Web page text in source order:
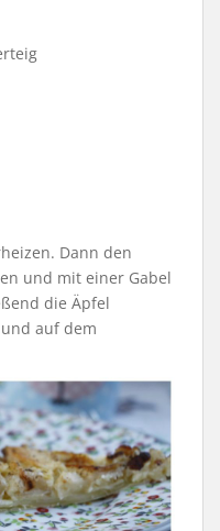
Dann den
und mit einer Gabel
die Äpfel
auf dem